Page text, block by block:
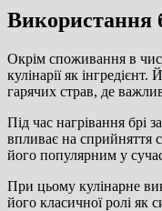
Використання
Окрім споживання в
кулінарії як
гарячих страв, де
Під час нагрівання брі
впливає на сприйняття
його популярним у
При цьому кулінарне
його класичної ролі як